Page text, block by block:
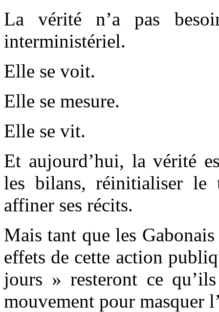
La vérité n’a pas
interministériel.
Elle se voit.
Elle se mesure.
Elle se vit.
Et aujourd’hui, la vérité
les bilans, réinitialiser le
affiner ses récits.
Mais tant que les
effets de cette action
jours » resteront ce
mouvement pour masquer